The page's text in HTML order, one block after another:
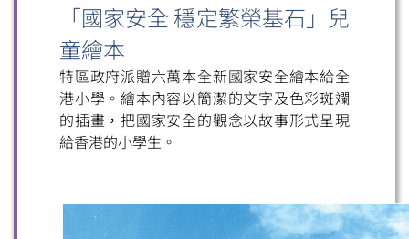
「國家安全 穩定繁榮基石」兒
童繪本
特區政府派贈六萬本全新國家安全繪本給全
港小學。繪本內容以簡潔的文字及色彩斑斕
的插畫，把國家安全的觀念以故事形式呈現
給香港的小學生。